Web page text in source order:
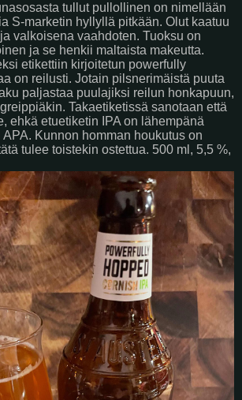
tullut pullollinen on nimellään
S-marketin hyllyllä pitkään. Olut kaatuu
valkoisena vaahdoten. Tuoksu on
ja se henkii maltaista makeutta.
etikettiin kirjoitetun powerfully
on reilusti. Jotain pilsnerimäistä puuta
paljastaa puulajiksi reilun honkapuun,
Takaetiketissä sanotaan että
ehkä etuetiketin IPA on lähempänä
Kunnon homman houkutus on
tulee toistekin ostettua. 500 ml, 5,5 %,